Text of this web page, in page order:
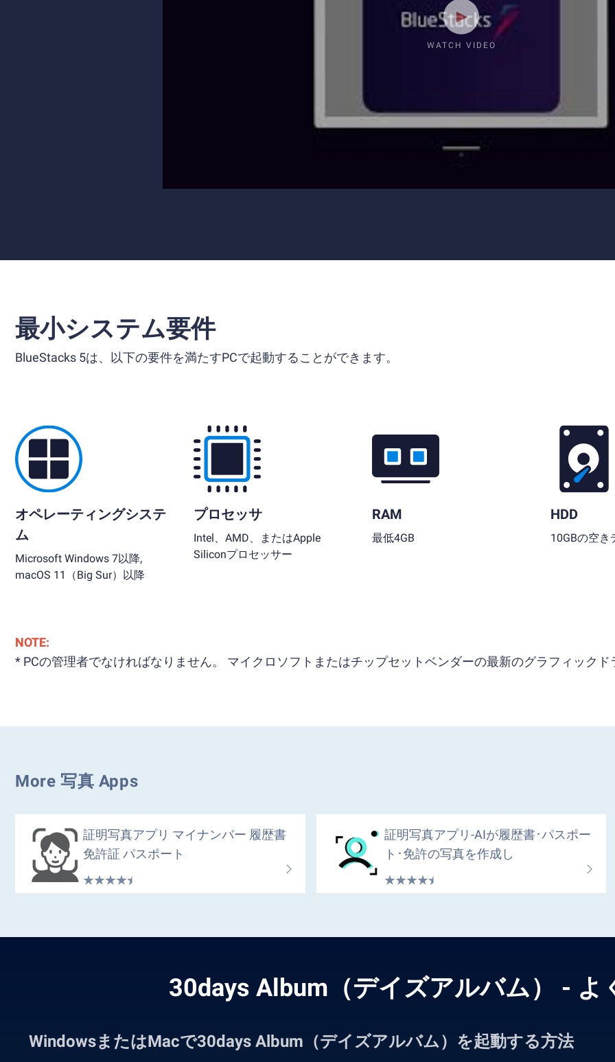
WATCH VIDEO
最小システム要件
BlueStacks 5は、以下の要件を満たすPCで起動することができます。
オペレーティングシステ
ム
Microsoft Windows 7以降,
macOS 11（Big Sur）以降
プロセッサ
Intel、AMD、またはApple
Siliconプロセッサー
RAM
最低4GB
HDD
10GBの空き
NOTE:
* PCの管理者でなければなりません。 マイクロソフトまたはチップセットベンダーの最新のグラフィックド
More 写真 Apps
証明写真アプリ マイナンバー 履歴書
免許証 パスポート
証明写真アプリ-AIが履歴書･パスポー
ト･免許の写真を作成し
30days Album（デイズアルバム） - よ
WindowsまたはMacで30days Album（デイズアルバム）を起動する方法